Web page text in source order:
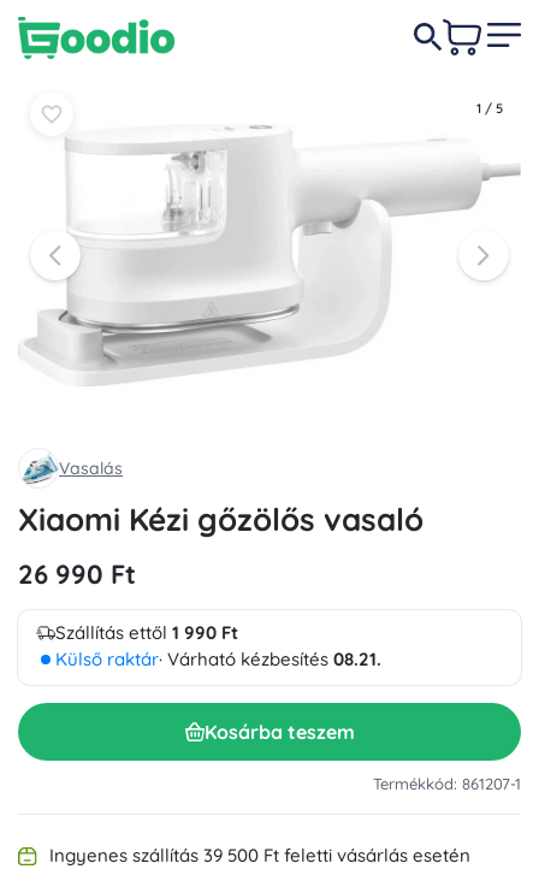
1 / 5
Vasalás
Xiaomi Kézi gőzölős vasaló
26 990 Ft
Szállítás ettől 1 990 Ft
Külső raktár· Várható kézbesítés 08.21.
Kosárba teszem
Termékkód: 861207-1
Ingyenes szállítás 39 500 Ft feletti vásárlás esetén
26 990 Ft Kosárba